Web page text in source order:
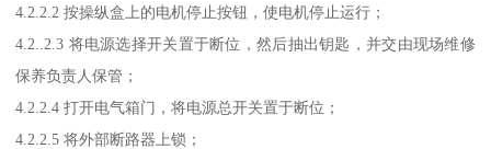
4.2.2.2 按操纵盒上的电机停止按钮，使电机停止运行；
4.2..2.3 将电源选择开关置于断位，然后抽出钥匙，并交由现场维修
保养负责人保管；
4.2.2.4 打开电气箱门，将电源总开关置于断位；
4.2.2.5 将外部断路器上锁；